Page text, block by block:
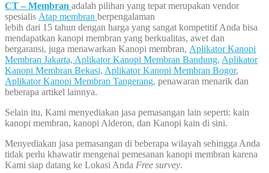
CT – Membran adalah pilihan yang tepat merupakan vendor
spesialis Atap membran berpengalaman
lebih dari 15 tahun dengan harga yang sangat kompetitif Anda bisa
mendapatkan kanopi membran yang berkualitas, awet dan
bergaransi, juga menawarkan Kanopi membran, Aplikator Kanopi
Membran Jakarta, Aplikator Kanopi Membran Bandung, Aplikator
Kanopi Membran Bekasi, Aplikator Kanopi Membran Bogor,
Aplikator Kanopi Membran Tangerang, penawaran menarik dan
beberapa artikel lainnya.
Selain itu, Kami menyediakan jasa pemasangan lain seperti: kain
kanopi membran, kanopi Alderon, dan Kanopi kain di sini.
Menyediakan jasa pemasangan di beberapa wilayah sehingga Anda
tidak perlu khawatir mengenai pemesanan kanopi membran karena
Kami siap datang ke Lokasi Anda Free survey.